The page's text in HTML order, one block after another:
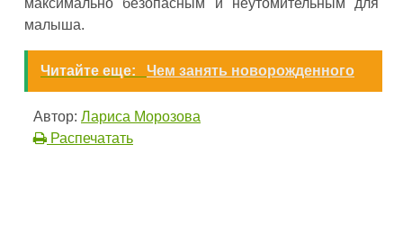
максимально безопасным и неутомительным для
малыша.
Читайте еще: Чем занять новорожденного
Автор: Лариса Морозова
Распечатать